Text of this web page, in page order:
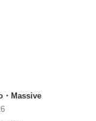
・Massive